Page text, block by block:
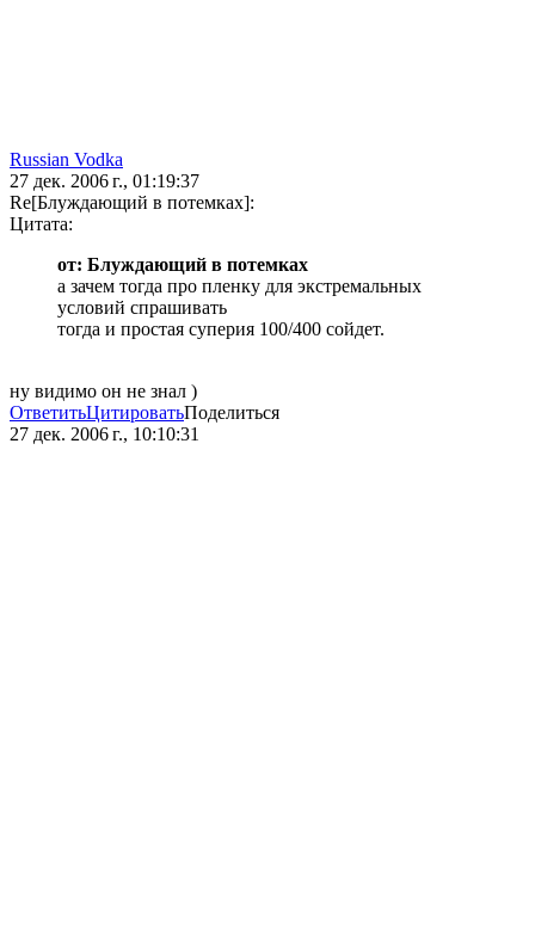
Russian Vodka
27 дек. 2006 г., 01:19:37
Re[Блуждающий в потемках]:
Цитата:
от: Блуждающий в потемках
а зачем тогда про пленку для экстремальных
условий спрашивать
тогда и простая суперия 100/400 сойдет.
ну видимо он не знал )
ОтветитьЦитироватьПоделиться
27 дек. 2006 г., 10:10:31